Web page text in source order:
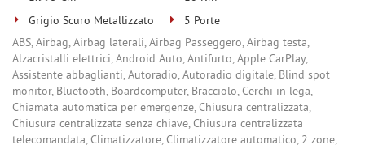
Grigio Scuro Metallizzato
5 Porte
ABS, Airbag, Airbag laterali, Airbag Passeggero, Airbag testa,
Alzacristalli elettrici, Android Auto, Antifurto, Apple CarPlay,
Assistente abbaglianti, Autoradio, Autoradio digitale, Blind spot
monitor, Bluetooth, Boardcomputer, Bracciolo, Cerchi in lega,
Chiamata automatica per emergenze, Chiusura centralizzata,
Chiusura centralizzata senza chiave, Chiusura centralizzata
telecomandata, Climatizzatore, Climatizzatore automatico, 2 zone,